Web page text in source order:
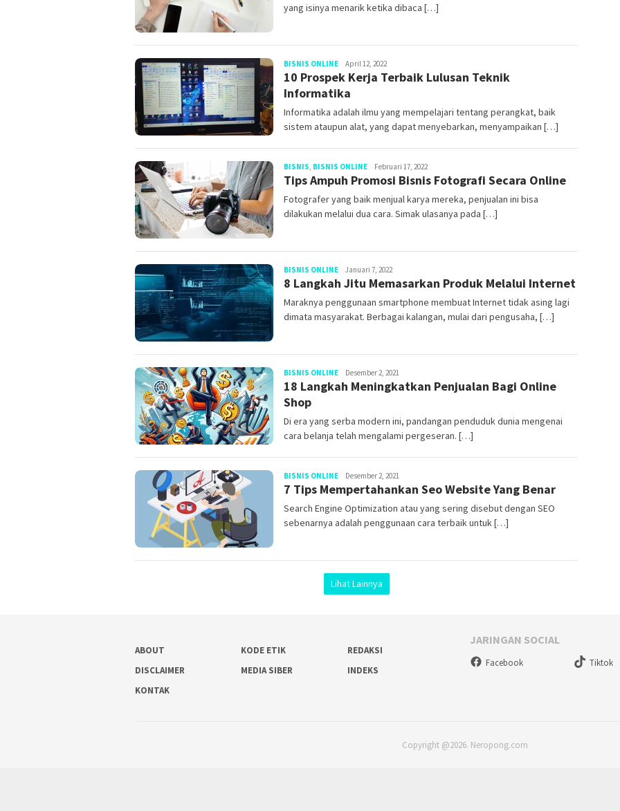
yang isinya menarik ketika dibaca […]
BISNIS ONLINE arfcograph
April 12, 2022
10 Prospek Kerja Terbaik Lulusan Teknik
Informatika
Informatika adalah ilmu yang mempelajari tentang perangkat, baik
sistem ataupun alat, yang dapat menyebarkan, menyampaikan […]
BISNIS, BISNIS ONLINE arfcograph
Februari 17, 2022
Tips Ampuh Promosi Bisnis Fotografi Secara Online
Fotografer yang baik menjual karya mereka, penjualan ini bisa
dilakukan melalui dua cara. Simak ulasanya pada […]
BISNIS ONLINE arfcograph
Januari 7, 2022
8 Langkah Jitu Memasarkan Produk Melalui Internet
Maraknya penggunaan smartphone membuat Internet tidak asing lagi
dimata masyarakat. Berbagai kalangan, mulai dari pengusaha, […]
BISNIS ONLINE arfcograph
Desember 2, 2021
18 Langkah Meningkatkan Penjualan Bagi Online
Shop
Di era yang serba modern ini, pandangan penduduk dunia mengenai
cara belanja telah mengalami pergeseran. […]
BISNIS ONLINE arfcograph
Desember 2, 2021
7 Tips Mempertahankan Seo Website Yang Benar
Search Engine Optimization atau yang sering disebut dengan SEO
sebenarnya adalah penggunaan cara terbaik untuk […]
Lihat Lainnya
ABOUT KODE ETIK
REDAKSI
DISCLAIMER
MEDIA SIBER
INDEKS
KONTAK
JARINGAN SOCIAL
Facebook Tiktok
Copyright @2026. Neropong.com